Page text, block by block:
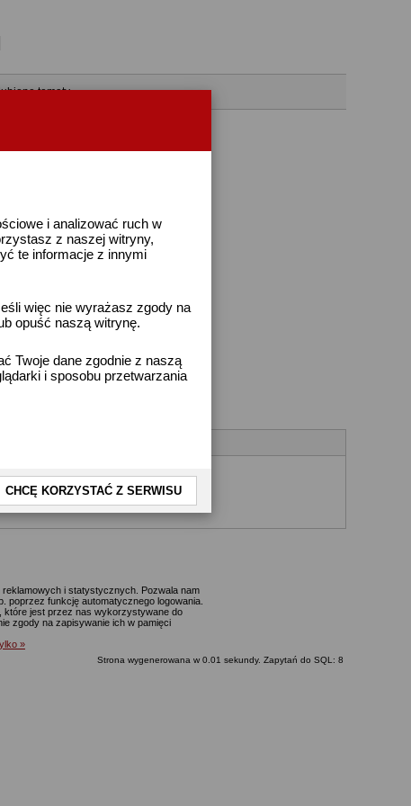
i analizować ruch w
z naszej witryny,
te informacje z innymi
więc nie wyrażasz zgody na
opuść naszą witrynę.
Twoje dane zgodnie z naszą
i sposobu przetwarzania
CHCĘ KORZYSTAĆ Z SERWISU
tematy
i statystycznych. Pozwala nam
poprzez funkcję automatycznego logowania.
które jest przez nas wykorzystywane do
zgody na zapisywanie ich w pamięci
»
Strona wygenerowana w 0.01 sekundy. Zapytań do SQL: 8